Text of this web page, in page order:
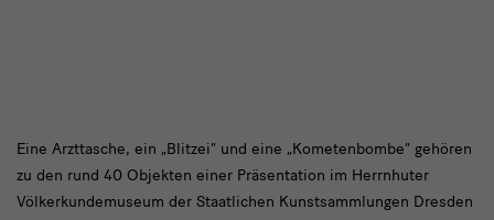
Einblicke
in
„Geister
und
Eine Arzttasche, ein „Blitzei“ und eine „Kometenbombe“ gehören
zu den rund 40 Objekten einer Präsentation im Herrnhuter
Völkerkundemuseum der Staatlichen Kunstsammlungen Dresden